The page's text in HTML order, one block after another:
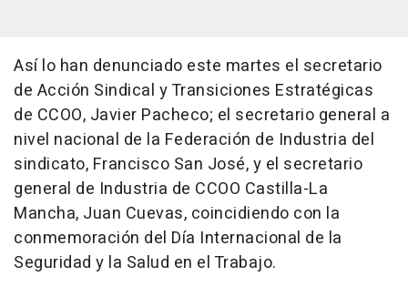
Así lo han denunciado este martes el secretario
de Acción Sindical y Transiciones Estratégicas
de CCOO, Javier Pacheco; el secretario general a
nivel nacional de la Federación de Industria del
sindicato, Francisco San José, y el secretario
general de Industria de CCOO Castilla-La
Mancha, Juan Cuevas, coincidiendo con la
conmemoración del Día Internacional de la
Seguridad y la Salud en el Trabajo.